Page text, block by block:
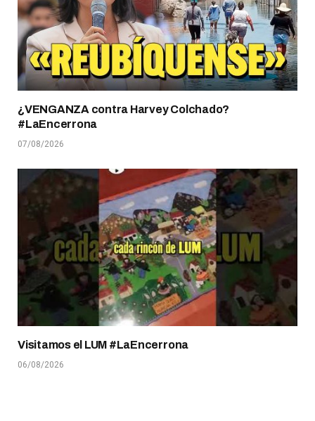
¿VENGANZA contra Harvey Colchado?
#LaEncerrona
07/08/2026
Visitamos el LUM #LaEncerrona
06/08/2026